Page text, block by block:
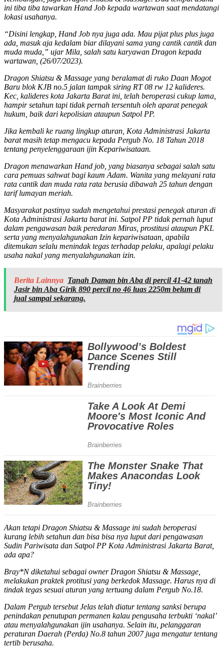
ini tiba tiba tawarkan Hand Job kepada wartawan saat mendatangi
lokasi usahanya.
“Disini lengkap, Hand Job nya juga ada. Mau pijat plus plus juga
ada, masuk aja kedalam biar dilayani sama yang cantik cantik dan
muda muda,” ujar Mila, salah satu karyawan Dragon kepada
wartawan, (26/07/2023).
Dragon Shiatsu & Massage yang beralamat di ruko Daan Mogot
Baru blok KJB no.5 jalan tampak siring RT 08 rw 12 kalideres.
Kec, kalideres kota Jakarta Barat ini, telah beroperasi cukup lama,
hampir setahun tapi tidak pernah tersentuh oleh aparat penegak
hukum, baik dari kepolisian ataupun Satpol PP.
Jika kembali ke ruang lingkup aturan, Kota Administrasi Jakarta
barat masih tetap mengacu kepada Pergub No. 18 Tahun 2018
tentang penyelenggaraan ijin Kepariwisataan.
Dragon menawarkan Hand job, yang biasanya sebagai salah satu
cara pemuas sahwat bagi kaum Adam. Wanita yang melayani rata
rata cantik dan muda rata rata berusia dibawah 25 tahun dengan
tarif lumayan meriah.
Masyarakat pastinya sudah mengetahui prestasi penegak aturan di
Kota Administrasi Jakarta barat ini. Satpol PP tidak pernah luput
dalam pengawasan baik peredaran Miras, prostitusi ataupun PKL
serta yang menyalahgunakan Izin kepariwisataan, apabila
ditemukan selalu menindak tegas terhadap pelaku, apalagi pelaku
usaha nakal yang menyalahgunakan izin.
Berita Lainnya Tanah Daman bin Aba di percil 41-42 tanah
Jasir bin Aba Girik 890 percil no 46 luas 2250m belum di
jual sampai sekarang.
Akan tetapi Dragon Shiatsu & Massage ini sudah beroperasi
kurang lebih setahun dan bisa bisa nya luput dari pengawasan
Sudin Pariwisata dan Satpol PP Kota Administrasi Jakarta Barat,
ada apa?
Bray*N diketahui sebagai owner Dragon Shiatsu & Massage,
melakukan praktek protitusi yang berkedok Massage. Harus nya di
tindak tegas sesuai aturan yang tertuang dalam Pergub No.18.
Dalam Pergub tersebut Jelas telah diatur tentang sanksi berupa
penindakan penutupan permanen kalau pengusaha terbukti ‘nakal’
atau menyalahgunakan ijin usahanya. Selain itu, pelanggaran
peraturan Daerah (Perda) No.8 tahun 2007 juga mengatur tentang
tertib berusaha.